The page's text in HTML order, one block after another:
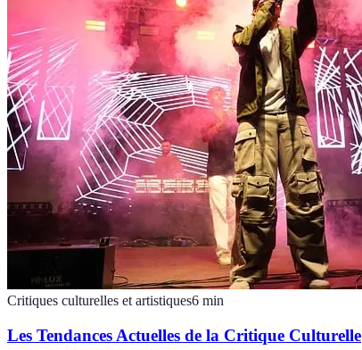
Critiques culturelles et artistiques6 min
Les Tendances Actuelles de la Critique Culturelle